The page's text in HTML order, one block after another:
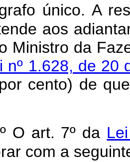
único. A
aos
Ministro da
nº 1.628, de 20
cento) de
O art. 7º da
com a